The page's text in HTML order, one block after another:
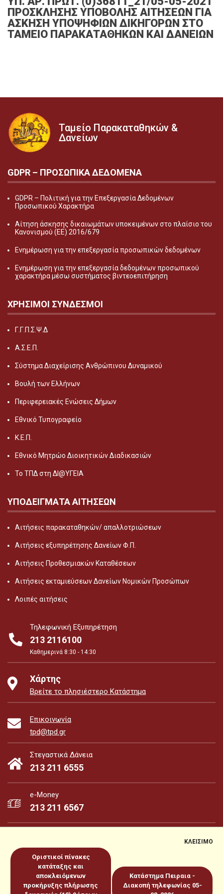
ΠΡΟΣΚΛΗΣΗΣ ΥΠΟΒΟΛΗΣ ΑΙΤΗΣΕΩΝ ΓΙΑ
ΑΣΚΗΣΗ ΥΠΟΨΗΦΙΩΝ ΔΙΚΗΓΟΡΩΝ ΣΤΟ
ΤΑΜΕΙΟ ΠΑΡΑΚΑΤΑΘΗΚΩΝ ΚΑΙ ΔΑΝΕΙΩΝ
Ταμείο Παρακαταθηκών &
Δανείων
GDPR – ΠΡΟΣΩΠΙΚA ΔΕΔΟΜEΝΑ
GDPR – Πολιτική για την Επεξεργασία Δεδομένων
Προσωπικού Χαρακτήρα
Αίτηση άσκησης δικαιωμάτων υποκειμένων στο πλαίσιο του
Κανονισμού (ΕΕ) 2016/679
Ενημέρωση για την επεξεργασία προσωπικών δεδομένων
Ενημέρωση για την επεξεργασία δεδομένων προσωπικού
χαρακτήρα μέσω συστήματος βιντεοεπιτήρηση
ΧΡΗΣΙΜΟΙ ΣΥΝΔΕΣΜΟΙ
Γ.Γ.Π.Σ.Ψ.Δ
Α.Σ.Ε.Π.
Σύστημα Διαχείρισης Ανθρώπινου Δυναμικού
Βουλή των Ελλήνων
Περιφερειακές Ενώσεις Δήμων
Εθνικό Τυπογραφείο
Κ.Ε.Π.
Εθνικό Μητρώο Διοικητικών Διαδικασιών
Το ΤΠΔ στη ΔΙ@ΥΓΕΙΑ
ΥΠΟΔΕΙΓΜΑΤΑ ΑΙΤΗΣΕΩΝ
Αιτήσεις παρακαταθηκών/ απαλλοτριώσεων
Αιτήσεις εξυπηρέτησης Δανείων Φ.Π.
Αιτήσεις Προθεσμιακών Καταθέσεων
Αιτήσεις εκταμιεύσεων Δανείων Νομικών Προσώπων
Λοιπές αιτήσεις
Τηλεφωνική Εξυπηρέτηση
213 2116100
Καθημερινά 8:30 - 14:30
Χάρτης
Βρείτε το πλησιέστερο Κατάστημα
Επικοινωνία
tpd@tpd.gr
Στεγαστικά Δάνεια
213 211 6555
e-Money
213 211 6567
e-Money
ΚΛΕΙΣΙΜΟ
Οριστικοί πίνακες
κατάταξης και
αποκλειόμενων
προκήρυξης πλήρωσης
Κατάστημα Πειραια -
Διακοπή τηλεφωνίας 05-